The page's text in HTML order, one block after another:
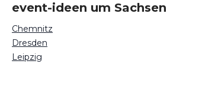
event-ideen um Sachsen
Chemnitz
Dresden
Leipzig